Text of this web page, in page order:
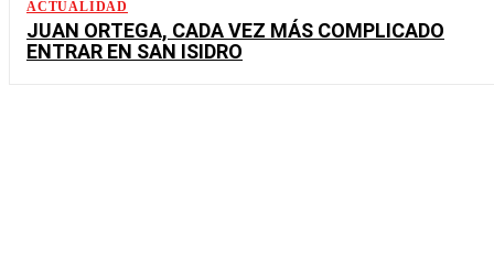
ACTUALIDAD
JUAN ORTEGA, CADA VEZ MÁS COMPLICADO
ENTRAR EN SAN ISIDRO